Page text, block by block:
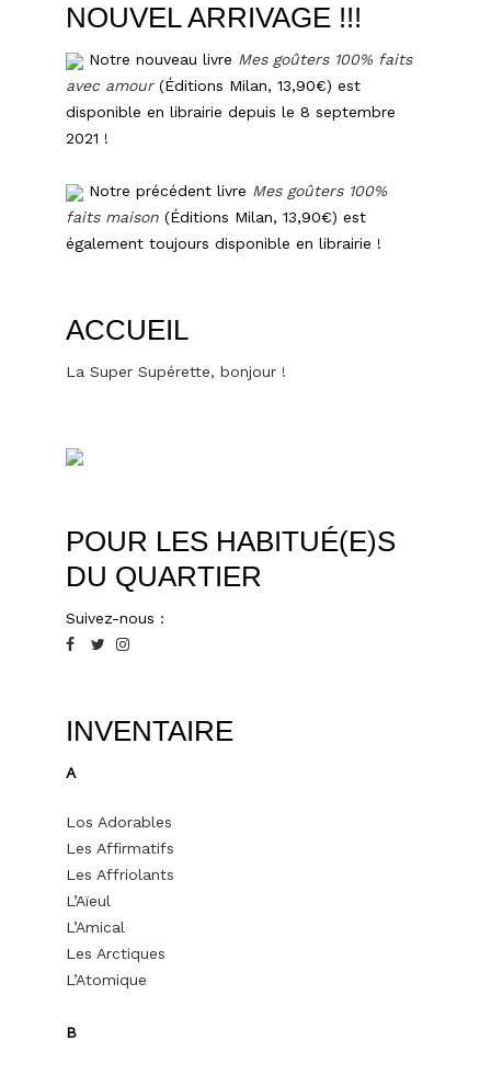
NOUVEL ARRIVAGE !!!
Notre nouveau livre Mes goûters 100% faits
avec amour(Éditions Milan, 13,90€) est
disponible en librairie depuis le 8 septembre
2021 !
Notre précédent livre Mes goûters 100%
faits maison (Éditions Milan, 13,90€) est
également toujours disponible en librairie !
ACCUEIL
La Super Supérette, bonjour !
POUR LES HABITUÉ(E)S
DU QUARTIER
Suivez-nous :
INVENTAIRE
A
Los Adorables
Les Affirmatifs
Les Affriolants
L’Aïeul
L’Amical
Les Arctiques
L’Atomique
B